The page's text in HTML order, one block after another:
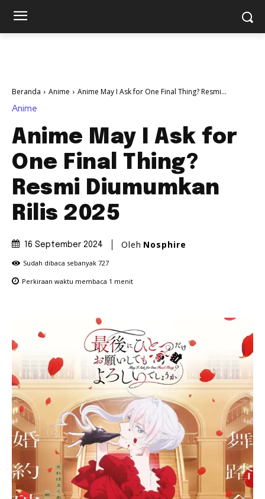
Beranda Anime Anime May I Ask for One Final Thing? Resmi...
Anime
Anime May I Ask for
One Final Thing?
Resmi Diumumkan
Rilis 2025
16 September 2024 Oleh Nosphire
Sudah dibaca sebanyak 727
Perkiraan waktu membaca 1 menit